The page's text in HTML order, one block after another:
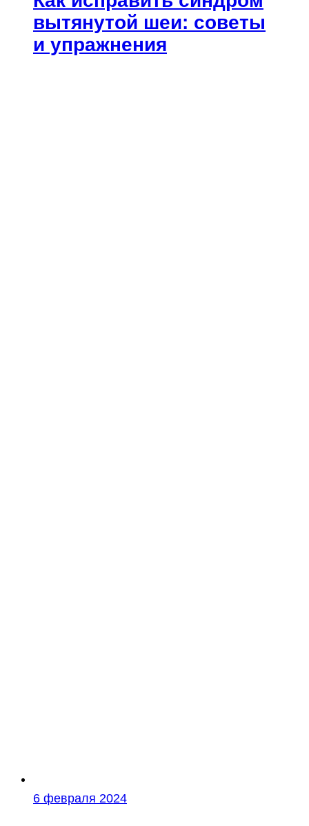
вытянутой шеи: советы
и упражнения
6 февраля 2024